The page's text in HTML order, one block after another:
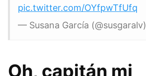
pic.twitter.com/OYfpwTfUfq
— Susana García (@susgaralv)
Oh, capitán mi